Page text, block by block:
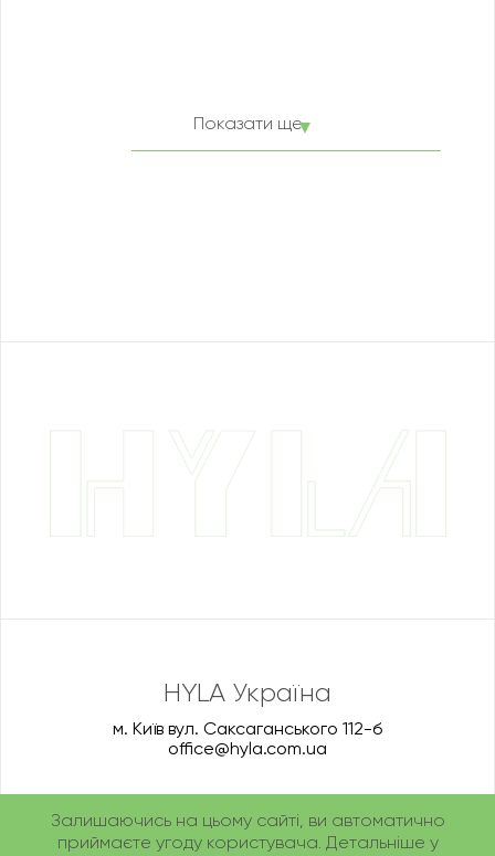
Показати ще
HYLA Україна
м. Київ вул. Саксаганського 112-б
office@hyla.com.ua
Залишаючись на цьому сайті, ви автоматично
приймаєте угоду користувача. Детальніше у